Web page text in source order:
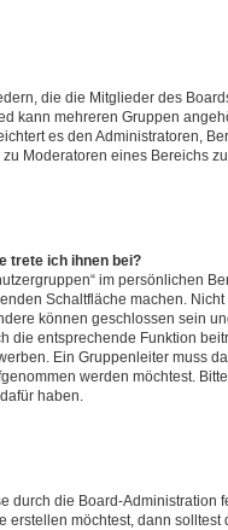
die die Mitglieder des
kann mehreren Gruppen
es den Administratoren,
Moderatoren eines Bereichs
trete ich ihnen bei?
im persönlichen
Schaltfläche machen.
können geschlossen sein
die entsprechende Funktion
Ein Gruppenleiter muss
werden möchtest.
haben.
durch die Board-Administration
möchtest, dann solltest